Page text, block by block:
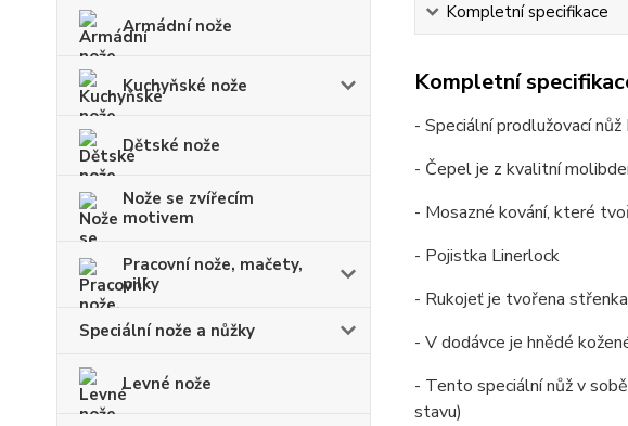
Armádní nože
Kuchyňské nože
Dětské nože
Nože se zvířecím
motivem
Pracovní nože, mačety,
pilky
Speciální nože a nůžky
Levné nože
Kompletní specifikace
Kompletní
- Speciální prodlužovací nůž
- Čepel je z kvalitní
- Mosazné kování, které
- Pojistka Linerlock
- Rukojeť je tvořena
- V dodávce je hnědé
- Tento speciální nůž v
stavu)